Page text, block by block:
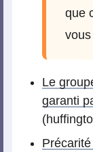
que
vous
Le
garanti